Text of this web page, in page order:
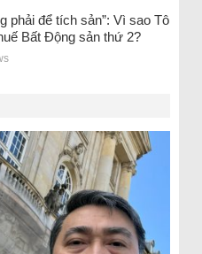
phải để tích sản”: Vì sao Tô
Bất Động sản thứ 2?